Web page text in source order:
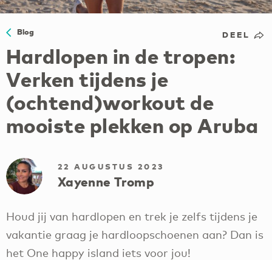
Blog DEEL
Hardlopen in de tropen:
Verken tijdens je
(ochtend)workout de
mooiste plekken op Aruba
22 AUGUSTUS 2023
Xayenne Tromp
Houd jij van hardlopen en trek je zelfs tijdens je
vakantie graag je hardloopschoenen aan? Dan is
het One happy island iets voor jou!